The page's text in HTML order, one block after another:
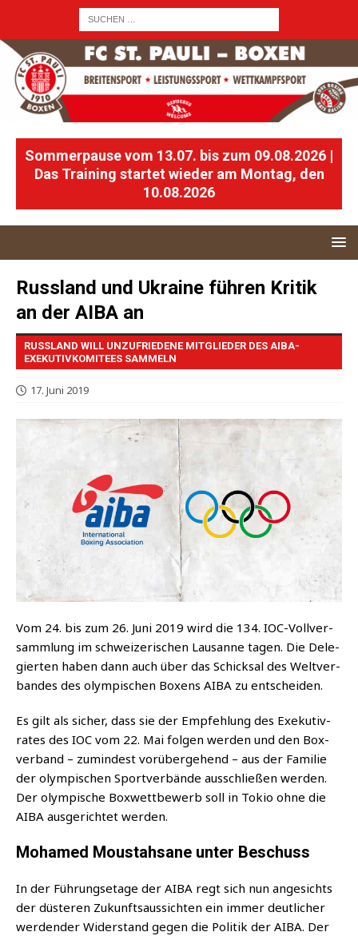
Sommerpause vom 13.07. bis zum 09.08.2026 |
Das Training startet wieder am Montag, den
10.08.2026
Russland und Ukraine führen Kritik
an der AIBA an
RUSSLAND WILL UNZUFRIEDENE MITGLIEDER DES AIBA-
EXEKUTIVKOMITEES SAMMELN
17. Juni 2019
Vom 24. bis zum 26. Juni 2019 wird die 134. IOC-Voll­ver­
samm­lung im schwei­ze­ri­schen Lau­sanne tagen. Die Dele­
gier­ten haben dann auch über das Schick­sal des Welt­ver­
ban­des des olym­pi­schen Boxens AIBA zu entscheiden.
Es gilt als sicher, dass sie der Emp­feh­lung des Exe­ku­tiv­
ra­tes des IOC vom 22. Mai fol­gen wer­den und den Box­
ver­band – zumin­dest vor­über­ge­hend – aus der Fami­lie
der olym­pi­schen Sport­ver­bän­de aus­schlie­ßen wer­den.
Der olym­pi­sche Box­wett­be­werb soll in Tokio ohne die
AIBA aus­ge­rich­tet werden.
Mohamed Moustahsane unter Beschuss
In der Füh­rungs­eta­ge der AIBA regt sich nun ange­sichts
der düs­te­ren Zukunfts­aus­sich­ten ein immer deut­li­cher
wer­den­der Wider­stand gegen die Poli­tik der AIBA. Der